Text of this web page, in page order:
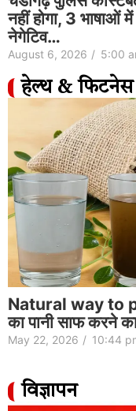
नहीं होगा, 3 भाषाओं
नेगेटिव…
August 6, 2026 / 5:00
हेल्थ & फिटनेस
Natural way to
का पानी साफ करने
May 22, 2026 / 10:44
विज्ञापन